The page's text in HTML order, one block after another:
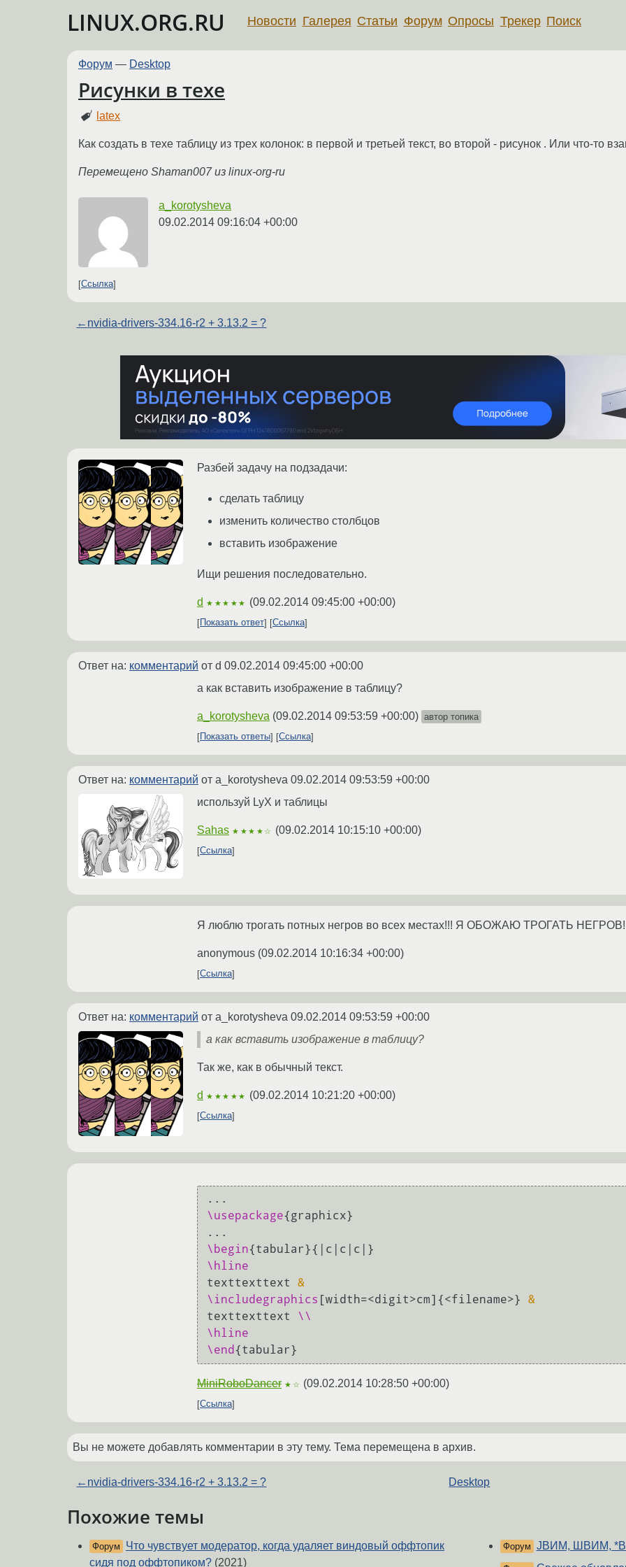
LINUX.ORG.RU Новости Галерея Статьи Форум Опросы Трекер Поиск
Форум — Desktop
Рисунки в техе
latex
Как создать в техе таблицу из трех колонок: в первой и третьей текст, во второй - рисунок . Или что-то
Перемещено Shaman007 из linux-org-ru
a_korotysheva
09.02.2014 09:16:04 +00:00
Ссылка
← nvidia-drivers-334.16-r2 + 3.13.2 = ?
Разбей задачу на подзадачи:
сделать таблицу
изменить количество столбцов
вставить изображение
Ищи решения последовательно.
d ★★★★★ (09.02.2014 09:45:00 +00:00)
Показать ответ Ссылка
Ответ на: комментарий от d 09.02.2014 09:45:00 +00:00
а как вставить изображение в таблицу?
a_korotysheva (09.02.2014 09:53:59 +00:00) автор топика
Показать ответы
Ссылка
Ответ на: комментарий от a_korotysheva 09.02.2014 09:53:59 +00:00
используй LyX и таблицы
Sahas ★★★★☆ (09.02.2014 10:15:10 +00:00)
Ссылка
Я люблю трогать потных негров во всех местах!!! Я ОБОЖАЮ ТРОГАТЬ
anonymous (09.02.2014 10:16:34 +00:00)
Ссылка
Ответ на: комментарий от a_korotysheva 09.02.2014 09:53:59 +00:00
а как вставить изображение в таблицу?
Так же, как в обычный текст.
d ★★★★★ (09.02.2014 10:21:20 +00:00)
Ссылка
\usepackage{graphicx}
\begin
\hline
texttexttext &
\includegraphics [width=<digit>cm]{<filename>} &
texttexttext \\
\hline
\end
MiniRoboDancer ★☆ (09.02.2014 10:28:50 +00:00)
Ссылка
Вы не можете добавлять комментарии в эту тему. Тема перемещена в архив.
← nvidia-drivers-334.16-r2 + 3.13.2 = ? Desktop
Похожие темы
Форум
Что чувствует модератор, когда удаляет виндовый оффтопик
сидя под оффтопиком? (2021)
Форум JВИМ, ШВИМ,